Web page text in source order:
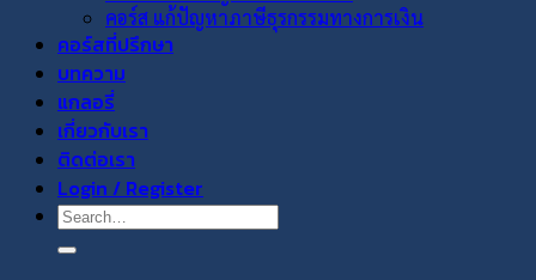
คอร์ส แก้ปัญหาภาษีธุรกรรมทางการเงิน
คอร์สที่ปรึกษา
บทความ
แกลอรี่
เกี่ยวกับเรา
ติดต่อเรา
Login / Register